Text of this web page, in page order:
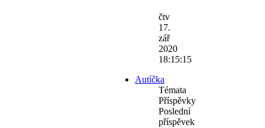
poslední
příspěvek
čtv
17.
zář
2020
18:15:15
Autíčka
Témata
Příspěvky
Poslední
příspěvek